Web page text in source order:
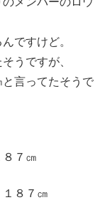
ですけど。
うですが、
言ってたそうで
７㎝
８７㎝